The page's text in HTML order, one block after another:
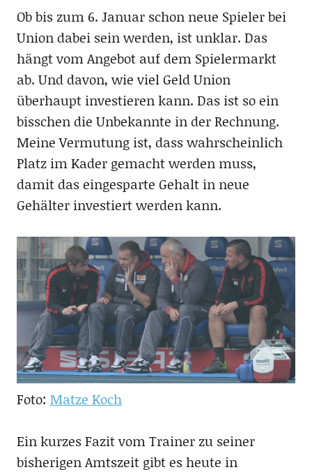
Ob bis zum 6. Januar schon neue Spieler bei
Union dabei sein werden, ist unklar. Das
hängt vom Angebot auf dem Spielermarkt
ab. Und davon, wie viel Geld Union
überhaupt investieren kann. Das ist so ein
bisschen die Unbekannte in der Rechnung.
Meine Vermutung ist, dass wahrscheinlich
Platz im Kader gemacht werden muss,
damit das eingesparte Gehalt in neue
Gehälter investiert werden kann.
Foto: Matze Koch
Ein kurzes Fazit vom Trainer zu seiner
bisherigen Amtszeit gibt es heute in